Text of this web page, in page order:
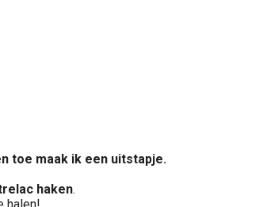
toe maak ik een uitstapje.
haken.